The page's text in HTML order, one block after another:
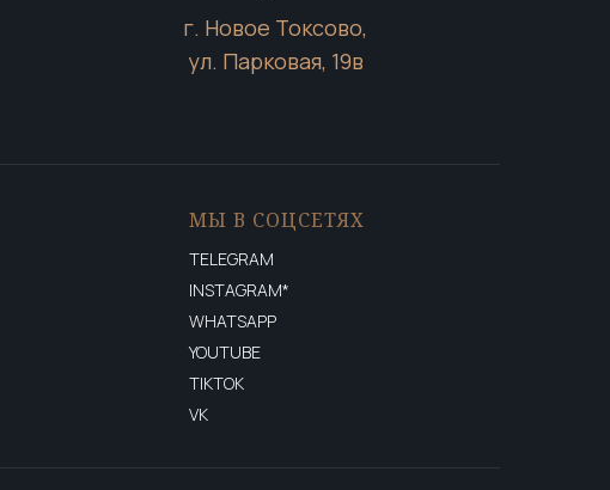
г. Новое Токсово,
ул. Парковая, 19в
МЫ В СОЦСЕТЯХ
TELEGRAM
INSTAGRAM*
WHATSAPP
YOUTUBE
TIKTOK
VK